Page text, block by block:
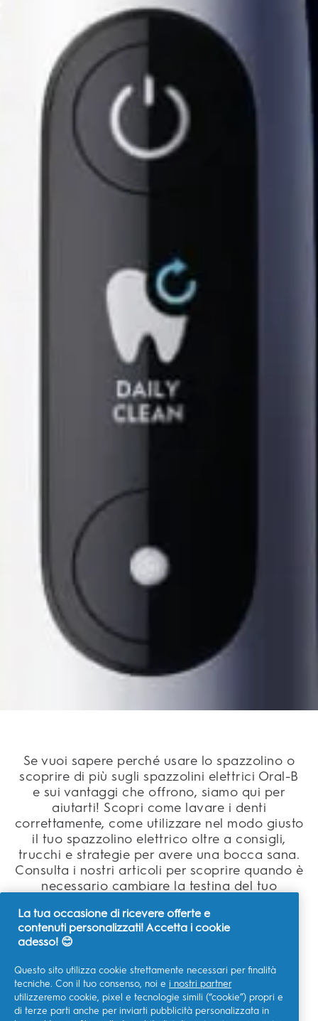
Se vuoi sapere perché usare lo spazzolino o
scoprire di più sugli spazzolini elettrici Oral-B
e sui vantaggi che offrono, siamo qui per
aiutarti! Scopri come lavare i denti
correttamente, come utilizzare nel modo giusto
il tuo spazzolino elettrico oltre a consigli,
trucchi e strategie per avere una bocca sana.
Consulta i nostri articoli per scoprire quando è
necessario cambiare la testina del tuo
SFOGLIA ARTICOLI
La tua occasione di ricevere offerte e
contenuti personalizzati! Accetta i cookie
adesso! 😊
Questo sito utilizza cookie strettamente necessari per finalità
tecniche. Con il tuo consenso, noi e i nostri partner
utilizzeremo cookie, pixel e tecnologie simili (“cookie”) propri e
di terze parti anche per inviarti pubblicità personalizzata in